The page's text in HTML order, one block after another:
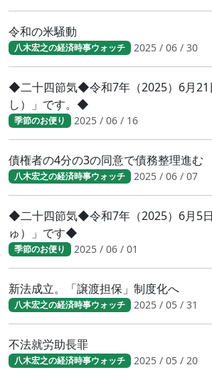
令和の米騒動
八木宏之の経済時事ウォッチ 2025 / 06 / 30
◆二十四節気◆令和7年（2025）6月21
し）」です。◆
季節のお便り 2025 / 06 / 16
債権者の4分の3の同意で債務整理進む
八木宏之の経済時事ウォッチ 2025 / 06 / 07
◆二十四節気◆令和7年（2025）6月5
ゅ）」です◆
季節のお便り 2025 / 06 / 01
新法成立。「譲渡担保」制度化へ
八木宏之の経済時事ウォッチ 2025 / 05 / 31
不法就労助長罪
八木宏之の経済時事ウォッチ 2025 / 05 / 20